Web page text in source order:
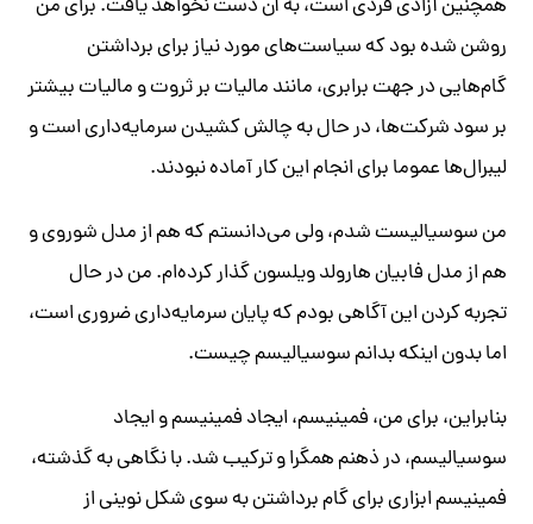
همچنین آزادی فردی است، به آن دست نخواهد یافت. برای من
روشن شده بود که سیاست‌های مورد نیاز برای برداشتن
گام‌هایی در جهت برابری، مانند مالیات بر ثروت و مالیات بیشتر
بر سود شرکت‌ها، در حال به چالش کشیدن سرمایه‌داری است و
لیبرال‌ها عموما برای انجام این کار آماده نبودند.
من سوسیالیست شدم، ولی می‌دانستم که هم از مدل شوروی و
هم از مدل فابیان هارولد ویلسون گذار کرده‌ام. من در حال
تجربه کردن این آگاهی بودم که پایان سرمایه‌داری ضروری است،
اما بدون اینکه بدانم سوسیالیسم چیست.
بنابراین، برای من، فمینیسم، ایجاد فمینیسم و ایجاد
سوسیالیسم، در ذهنم همگرا و ترکیب شد. با نگاهی به گذشته،
فمینیسم ابزاری برای گام برداشتن به سوی شکل نوینی از